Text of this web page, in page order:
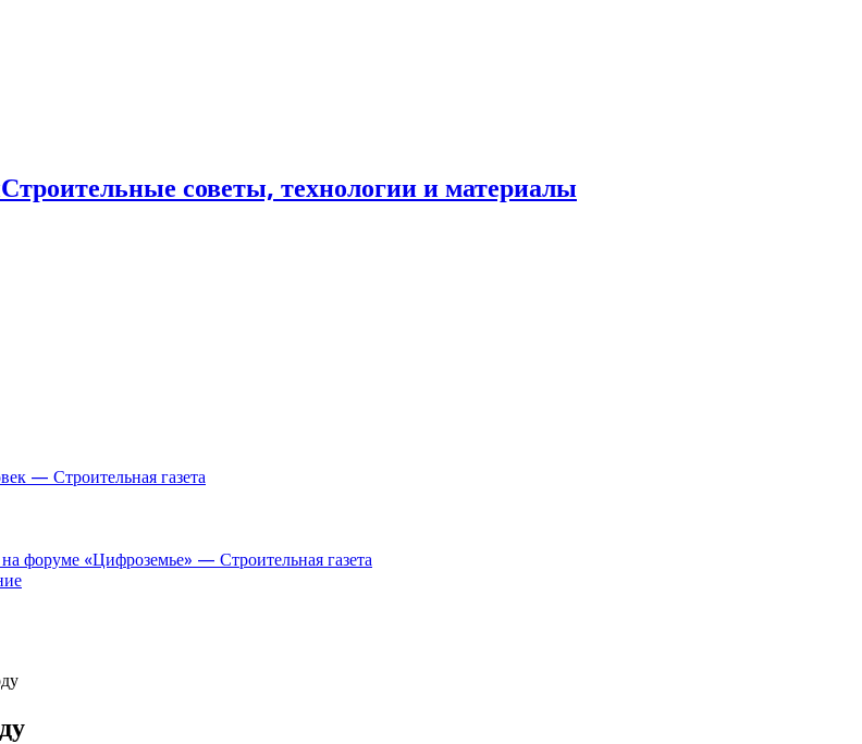
Строительные советы, технологии и материалы
— Строительная газета
форуме «Цифроземье» — Строительная газета